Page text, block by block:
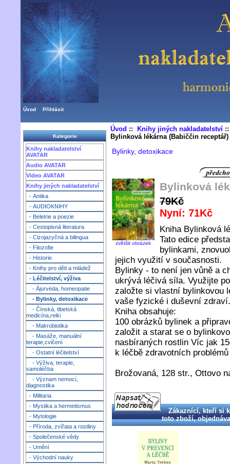
Úvod Přihlásit
Kategorie
Knihy nakladatelství
AVATAR
Audio AVATAR
Video AVATAR
Knihy jiných nakladatelství
- Antika
- AUDIOKNIHY
- Beletrie a poezie
- Cestopisná literatura
- Cizojazyčná a bilingua
- Filozofie
- Historie
- Knihy pro děti a mládež
- Léčitelství, výživa
- Ájurvéda, homeopatie
- Bylinky, detoxikace
- Čínská, tibetská
medicína,reiki
- Makrobiotika
- Masáže, manuální
terapie,cvičení
- Ostatní léčitelství
- Výživa, terapie,
samoléčba
- Význam nemocí,
diagnostika
- Militaria
- Mystika a hermetismus
- Mytologie
- Příroda, zvířata a rostliny
- Společenské vědy
- Umění
- Východní nauky
Úvod :: Knihy jiných nakladatelství
Bylinková lékárna (Babiččin receptář)
Bylinky, detoxikace
zvětšit obrázek
Bylinková
79Kč
Nyní: 71Kč
Kniha Bylinková
Tato edice
bylinkami,
jejich využití v současnosti.
Bylinky - to není jen vůně a
ukrývá léčivá síla. Využijte
založte si vlastní bylinkovou
vaše fyzické i duševní zdraví.
Kniha obsahuje:
100 obrázků bylinek a
založit a starat se o
nasbíraných rostlin Víc jak
k léčbě zdravotních problémů
Brožovaná, 128 str., Ottovo
Zákaznící, kteří si
toto zboží,